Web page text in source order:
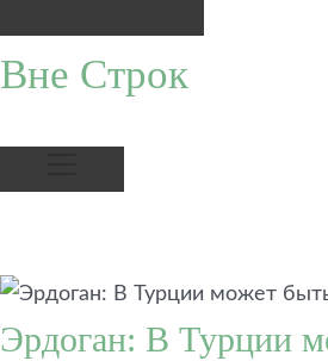
Вне Строк
Эрдоган: В Турции